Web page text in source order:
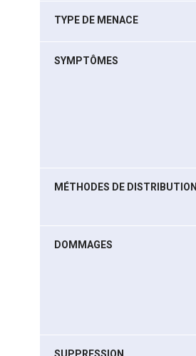
TYPE DE MENACE
SYMPTÔMES
MÉTHODES DE DISTRIBUTION
DOMMAGES